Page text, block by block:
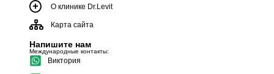
О клинике Dr.Levit
Карта сайта
Напишите нам
Международные контакты:
Виктория